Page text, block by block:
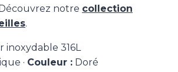
notre collection
.
inoxydable 316L
· Couleur : Doré